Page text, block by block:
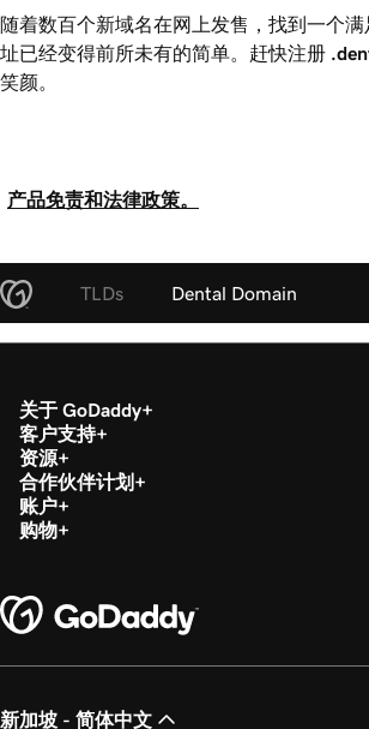
随着数百个新域名在网上发售，找到一个
址已经变得前所未有的简单。赶快注册
笑颜。
产品免责和法律政策。
TLDs Dental Domain
关于 GoDaddy
客户支持
资源
合作伙伴计划
账户
购物
新加坡 - 简体中文